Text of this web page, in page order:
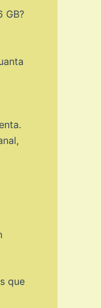
GB?
que